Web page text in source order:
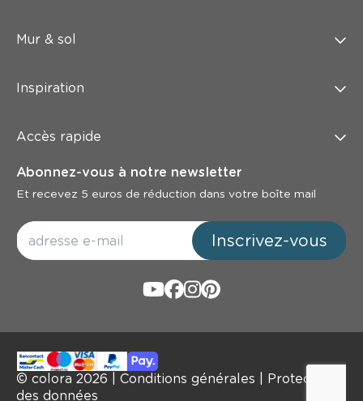
Mur & sol
Inspiration
Accès rapide
Abonnez-vous à notre newsletter
Et recevez 5 euros de réduction dans votre boîte mail
Inscrivez-vous
© colora 2026 Conditions générales
Protection
des données